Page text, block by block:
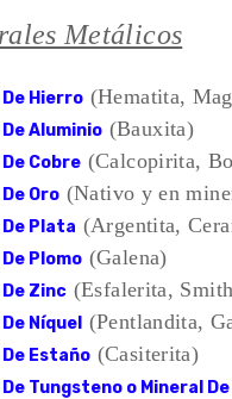
Metálicos
De Hierro (Hematita,
Aluminio (Bauxita)
Cobre (Calcopirita,
Oro (Nativo y en
De Plata (Argentita,
Plomo (Galena)
Zinc (Esfalerita,
Níquel (Pentlandita,
De Estaño (Casiterita)
De Tungsteno o Mineral